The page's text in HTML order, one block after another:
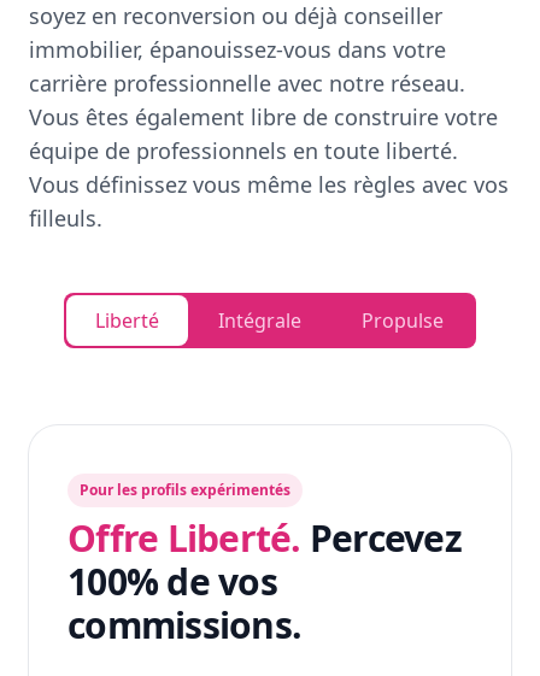
soyez en reconversion ou déjà conseiller
immobilier, épanouissez-vous dans votre
carrière professionnelle avec notre réseau.
Vous êtes également libre de construire votre
équipe de professionnels en toute liberté.
Vous définissez vous même les règles avec vos
filleuls.
Liberté Intégrale Propulse
Pour les profils expérimentés
Offre Liberté. Percevez
100% de vos
commissions.